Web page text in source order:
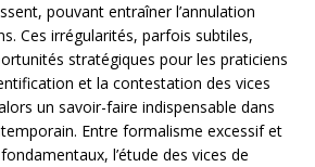
pouvant entraîner l’annulation
Ces irrégularités, parfois subtiles,
stratégiques pour les praticiens
et la contestation des vices
un savoir-faire indispensable dans
Entre formalisme excessif et
l’étude des vices de